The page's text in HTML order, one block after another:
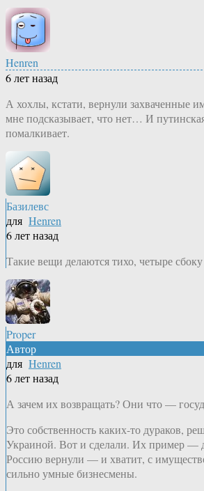
Henren
6 лет назад
А хохлы, кстати, вернули захваченные
мне подсказывает, что нет… И
помалкивает.
Базилевс
для Henren
6 лет назад
Такие вещи делаются тихо, четыре
Proper
Автор
для Henren
6 лет назад
А зачем их возвращать? Они что —
Это собственность каких-то дураков,
Украиной. Вот и сделали. Их пример —
Россию вернули — и хватит, с
сильно умные бизнесмены.